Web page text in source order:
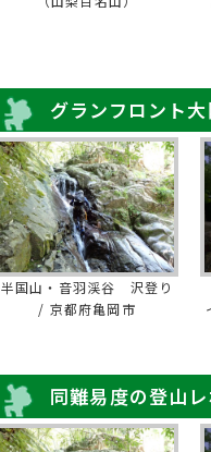
グランフロント
半国山・音羽渓谷 沢登り
/ 京都府亀岡市
同難易度の登山